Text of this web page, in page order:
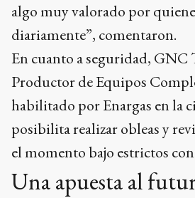
algo muy valorado por
diariamente”, comentaron.
En cuanto a seguridad, GNC
Productor de Equipos
habilitado por Enargas en la
posibilita realizar obleas y
el momento bajo estrictos
Una apuesta al